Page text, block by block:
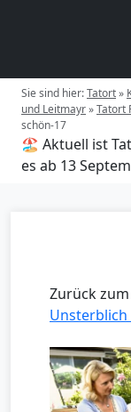
Sie sind hier:Tatort»
und Leitmayr»Tatort
schön-17
🏖️ Aktuell ist
es ab 13
Zurück
Unsterblich